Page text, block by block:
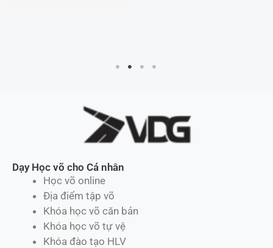
Dạy Học võ cho Cá nhân
Học võ online
Địa điểm tập võ
Khóa học võ căn bản
Khóa học võ tự vệ
Khóa đào tạo HLV